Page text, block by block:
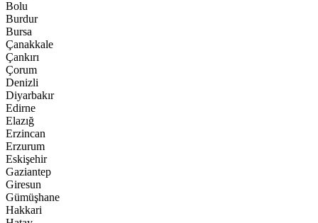
Bolu
Burdur
Bursa
Çanakkale
Çankırı
Çorum
Denizli
Diyarbakır
Edirne
Elazığ
Erzincan
Erzurum
Eskişehir
Gaziantep
Giresun
Gümüşhane
Hakkari